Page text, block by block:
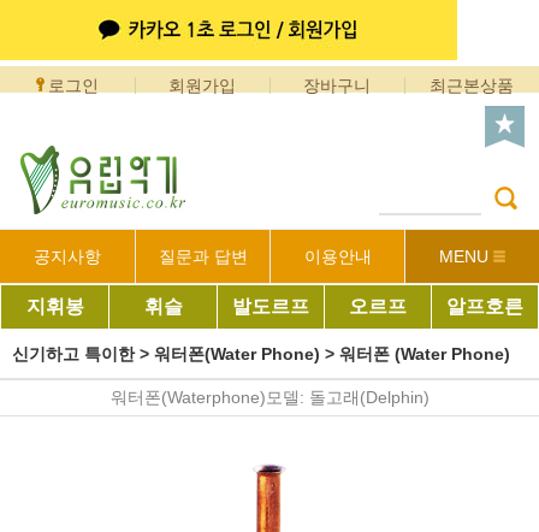
로그인 회원가입 장바구니 최근본상품
공지사항 질문과 답변 이용안내 MENU
지휘봉 휘슬 발도르프 오르프 알프호른
신기하고 특이한> 워터폰(Water Phone) > 워터폰 (Water Phone)
워터폰(Waterphone)모델: 돌고래(Delphin)